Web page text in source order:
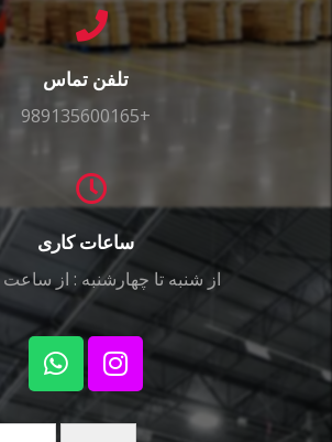
تلفن تماس
989135600165+
ساعات کاری
از شنبه تا چهارشنبه : از ساعت 9 تا 17